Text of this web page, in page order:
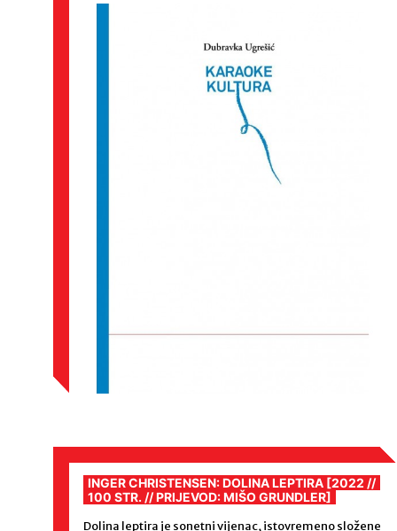
INGER CHRISTENSEN: DOLINA LEPTIRA [2022 //
100 STR. // PRIJEVOD: MIŠO GRUNDLER]
Dolina leptira je sonetni vijenac, istovremeno složene